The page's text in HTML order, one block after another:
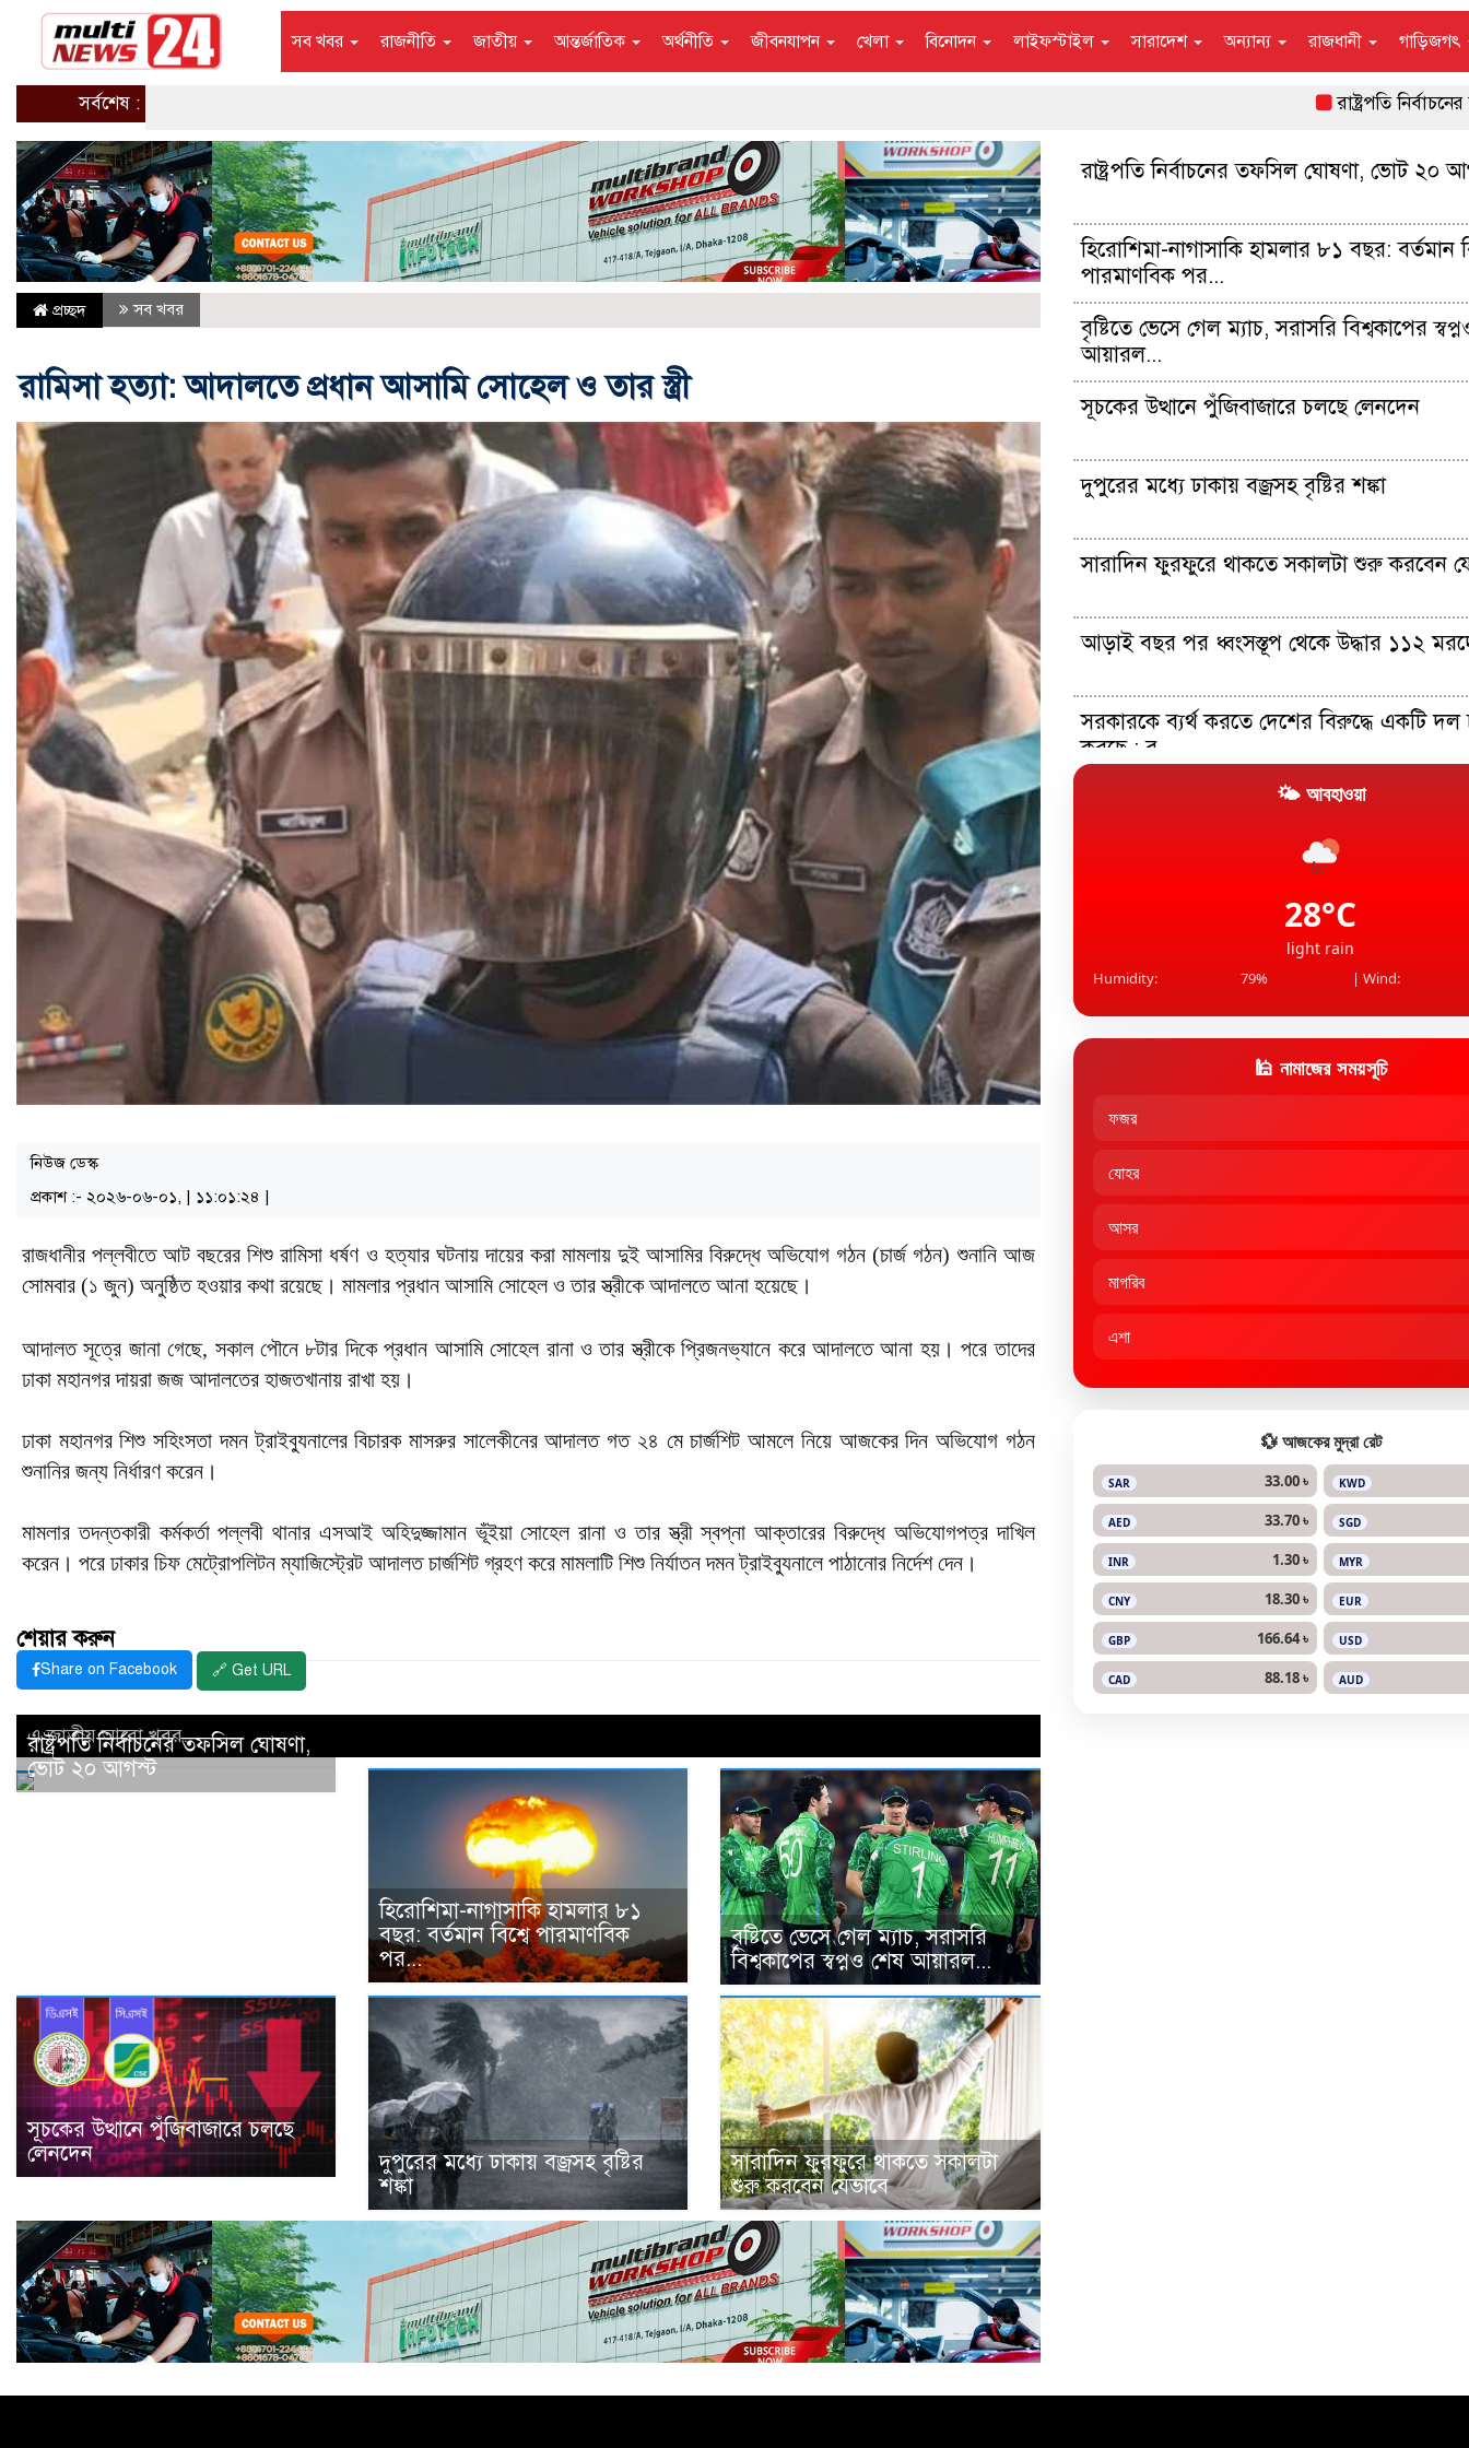
সব খবর রাজনীতি জাতীয় আন্তর্জাতিক অর্থনীতি জীবনযাপন খেলা বিনোদন লাইফস্টাইল সারাদেশ অন্যান্য রাজধানী গাড়িজগৎ
সর্বশেষ : রাষ্ট্রপতি নির্বাচনের
প্রচ্ছদ সব খবর
রামিসা হত্যা: আদালতে প্রধান আসামি সোহেল ও তার স্ত্রী
নিউজ ডেস্ক
প্রকাশ :- ২০২৬-০৬-০১, | ১১:০১:২৪ |
রাজধানীর পল্লবীতে আট বছরের শিশু রামিসা ধর্ষণ ও হত্যার ঘটনায় দায়ের করা মামলায় দুই আসামির বিরুদ্ধে অভিযোগ গঠন (চার্জ গঠন) শুনানি আজ
সোমবার (১ জুন) অনুষ্ঠিত হওয়ার কথা রয়েছে। মামলার প্রধান আসামি সোহেল ও তার স্ত্রীকে আদালতে আনা হয়েছে।
আদালত সূত্রে জানা গেছে, সকাল পৌনে ৮টার দিকে প্রধান আসামি সোহেল রানা ও তার স্ত্রীকে প্রিজনভ্যানে করে আদালতে আনা হয়। পরে তাদের
ঢাকা মহানগর দায়রা জজ আদালতের হাজতখানায় রাখা হয়।
ঢাকা মহানগর শিশু সহিংসতা দমন ট্রাইব্যুনালের বিচারক মাসরুর সালেকীনের আদালত গত ২৪ মে চার্জশিট আমলে নিয়ে আজকের দিন অভিযোগ গঠন
শুনানির জন্য নির্ধারণ করেন।
মামলার তদন্তকারী কর্মকর্তা পল্লবী থানার এসআই অহিদুজ্জামান ভূঁইয়া সোহেল রানা ও তার স্ত্রী স্বপ্না আক্তারের বিরুদ্ধে অভিযোগপত্র দাখিল
করেন। পরে ঢাকার চিফ মেট্রোপলিটন ম্যাজিস্ট্রেট আদালত চার্জশিট গ্রহণ করে মামলাটি শিশু নির্যাতন দমন ট্রাইব্যুনালে পাঠানোর নির্দেশ দেন।
শেয়ার করুন
Share on Facebook 🔗 Get URL
এ জাতীয় আরো খবর..
রাষ্ট্রপতি নির্বাচনের তফসিল ঘোষণা,
ভোট ২০ আগস্ট
হিরোশিমা-নাগাসাকি হামলার ৮১
বছর: বর্তমান বিশ্বে পারমাণবিক
পর...
বৃষ্টিতে ভেসে গেল ম্যাচ, সরাসরি
বিশ্বকাপের স্বপ্নও শেষ আয়ারল...
সূচকের উত্থানে পুঁজিবাজারে চলছে
লেনদেন
দুপুরের মধ্যে ঢাকায় বজ্রসহ বৃষ্টির
শঙ্কা
সারাদিন ফুরফুরে থাকতে সকালটা
শুরু করবেন যেভাবে
রাষ্ট্রপতি নির্বাচনের তফসিল ঘোষণা, ভোট ২০
হিরোশিমা-নাগাসাকি হামলার ৮১ বছর: বর্তমান
পারমাণবিক পর...
বৃষ্টিতে ভেসে গেল ম্যাচ, সরাসরি বিশ্বকাপের
আয়ারল...
সূচকের উত্থানে পুঁজিবাজারে চলছে লেনদেন
দুপুরের মধ্যে ঢাকায় বজ্রসহ বৃষ্টির শঙ্কা
সারাদিন ফুরফুরে থাকতে সকালটা শুরু করবেন
আড়াই বছর পর ধ্বংসস্তূপ থেকে উদ্ধার ১১২
সরকারকে ব্যর্থ করতে দেশের বিরুদ্ধে একটি দল
করছে : র...
আইআরজিসির সংশ্লিষ্ট ইরাকি এয়ারলাইন্সের
মার্কিন ক্ষেপণাস্ত্রের মজুদ কমে যাওয়ার খবর
🌤 আবহাওয়া
28°C
light rain
Humidity: 79% | Wind:
🕌 নামাজের সময়সূচি
ফজর
যোহর
আসর
মাগরিব
এশা
💱 আজকের মুদ্রা রেট
SAR 33.00 ৳ KWD
AED 33.70 ৳ SGD
INR 1.30 ৳ MYR
CNY 18.30 ৳ EUR
GBP 166.64 ৳ USD
CAD 88.18 ৳ AUD